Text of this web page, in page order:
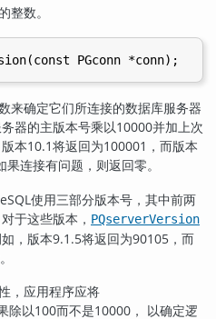
整数。
来确定它们所连接的数据库服务器
器的主版本号乘以10000并加上次
本10.1将返回为100001，而版本
连接有问题，则返回零。
使用三部分版本号，其中前两
于这些版本， PQserverVersion
，版本9.1.5将返回为90105，而
，应用程序应将
除以100而不是10000， 以确定逻